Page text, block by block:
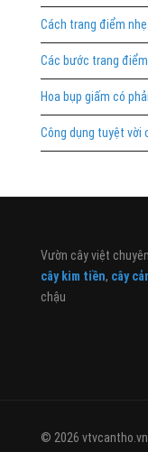
Cách trang điểm
Các bước trang
Hoa bụp giấm có
Công dụng tuyệt vời
Vườn cây việt
cây kim tiền, cây
chậu
© 2026 vtvcantho.vn. .